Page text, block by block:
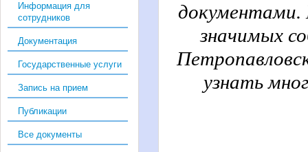
Информация для
сотрудников
Документация
Государственные услуги
Запись на прием
Публикации
Все документы
документами.
значимых
узнать